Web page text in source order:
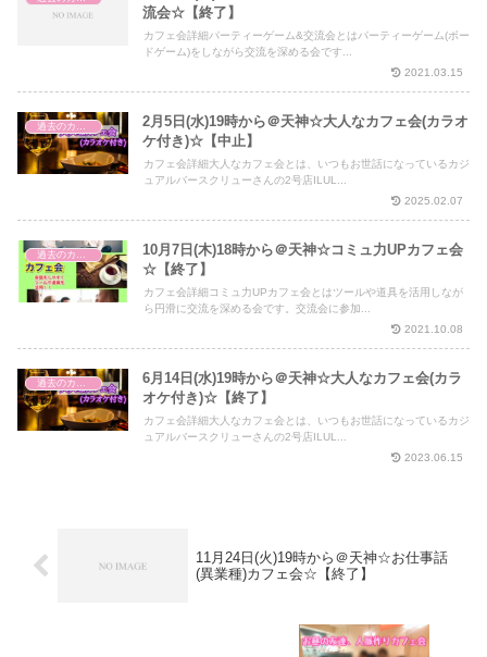
流会☆【終了】
カフェ会詳細パーティーゲーム&交流会とはパーティーゲーム(ボー
ドゲーム)をしながら交流を深める会です...
2021.03.15
過去のカフェ会
2月5日(水)19時から＠天神☆大人なカフェ会(カラオ
ケ付き)☆【中止】
カフェ会詳細大人なカフェ会とは、いつもお世話になっているカジ
ュアルバースクリューさんの2号店ILUL...
2025.02.07
過去のカフェ会
10月7日(木)18時から＠天神☆コミュ力UPカフェ会
☆【終了】
カフェ会詳細コミュ力UPカフェ会とはツールや道具を活用しなが
ら円滑に交流を深める会です。交流会に参加...
2021.10.08
過去のカフェ会
6月14日(水)19時から＠天神☆大人なカフェ会(カラ
オケ付き)☆【終了】
カフェ会詳細大人なカフェ会とは、いつもお世話になっているカジ
ュアルバースクリューさんの2号店ILUL...
2023.06.15
11月24日(火)19時から＠天神☆お仕事話
(異業種)カフェ会☆【終了】